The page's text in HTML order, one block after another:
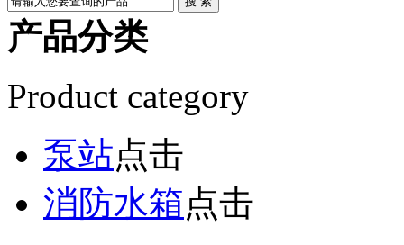
产品分类
Product category
泵站点击
消防水箱点击